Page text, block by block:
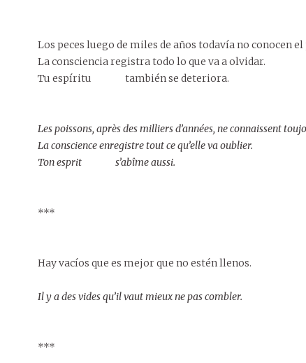
Los peces luego de miles de años todavía no conocen
La consciencia registra todo lo que va a olvidar.
Tu espíritu también se deteriora.
Les poissons, après des milliers d’années, ne connaissent
La conscience enregistre tout ce qu’elle va oublier.
Ton esprit s’abîme aussi.
***
Hay vacíos que es mejor que no estén llenos.
Il y a des vides qu’il vaut mieux ne pas combler.
***